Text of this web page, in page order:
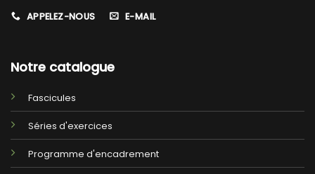
APPELEZ-NOUS E-MAIL
Notre catalogue
Fascicules
Séries d'exercices
Programme d'encadrement